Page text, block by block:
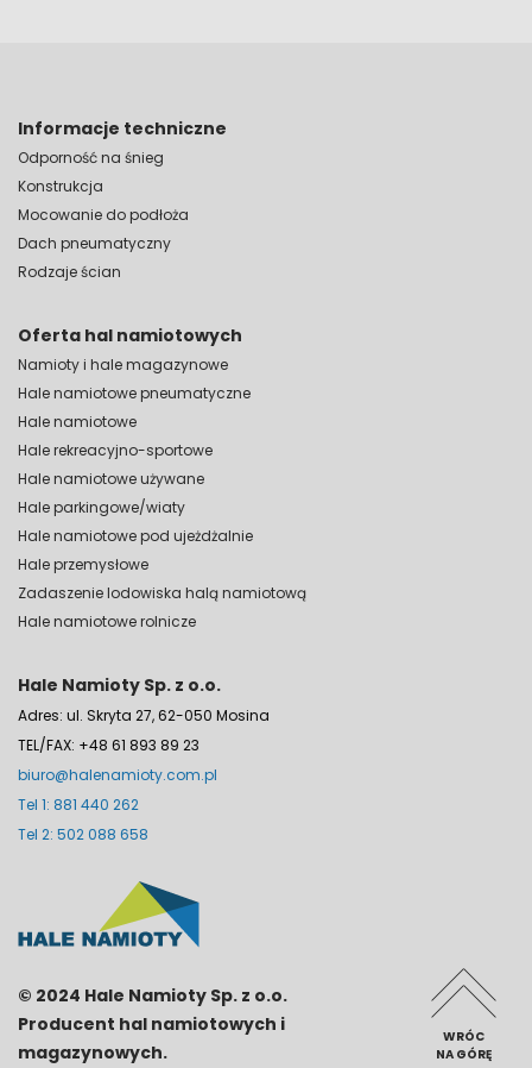
Informacje techniczne
Odporność na śnieg
Konstrukcja
Mocowanie do podłoża
Dach pneumatyczny
Rodzaje ścian
Oferta hal namiotowych
Namioty i hale magazynowe
Hale namiotowe pneumatyczne
Hale namiotowe
Hale rekreacyjno-sportowe
Hale namiotowe używane
Hale parkingowe/wiaty
Hale namiotowe pod ujeżdżalnie
Hale przemysłowe
Zadaszenie lodowiska halą namiotową
Hale namiotowe rolnicze
Hale Namioty Sp. z o.o.
Adres: ul. Skryta 27, 62-050 Mosina
TEL/FAX: +48 61 893 89 23
biuro@halenamioty.com.pl
Tel 1: 881 440 262
Tel 2: 502 088 658
© 2024 Hale Namioty Sp. z o.o.
Producent hal namiotowych i
magazynowych.
WRÓC
NA GÓRĘ